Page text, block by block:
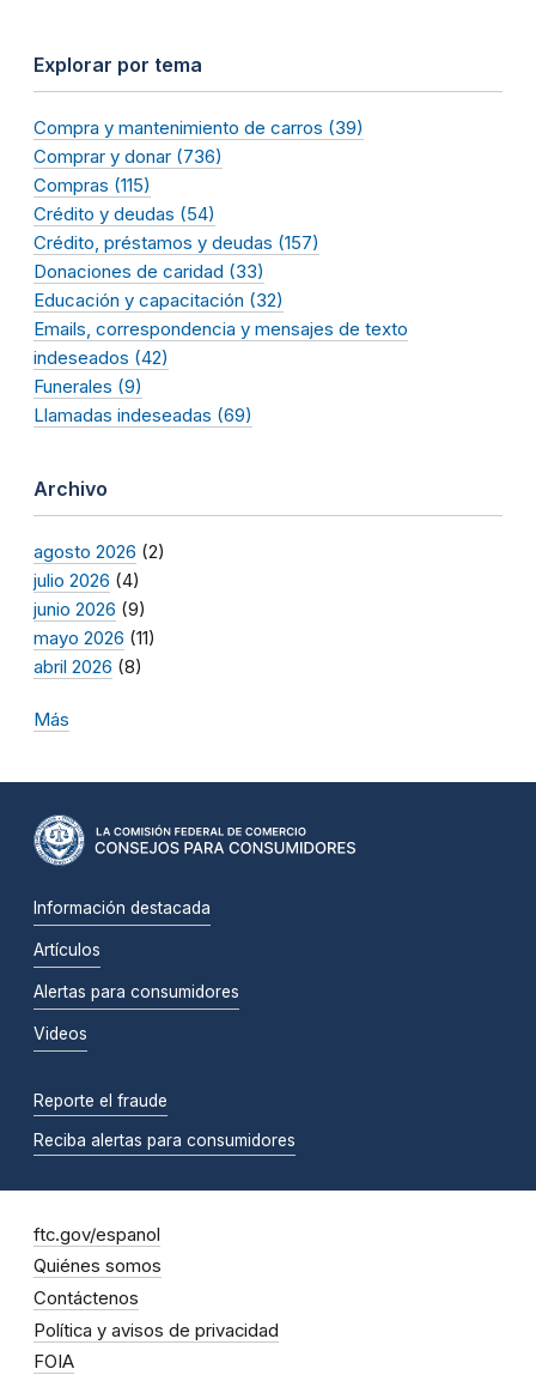
Explorar por tema
Compra y mantenimiento de carros (39)
Comprar y donar (736)
Compras (115)
Crédito y deudas (54)
Crédito, préstamos y deudas (157)
Donaciones de caridad (33)
Educación y capacitación (32)
Emails, correspondencia y mensajes de texto
indeseados (42)
Funerales (9)
Llamadas indeseadas (69)
Archivo
agosto 2026 (2)
julio 2026 (4)
junio 2026 (9)
mayo 2026 (11)
abril 2026 (8)
Más
Información destacada
Artículos
Alertas para consumidores
Videos
Reporte el fraude
Reciba alertas para consumidores
ftc.gov/espanol
Quiénes somos
Contáctenos
Política y avisos de privacidad
FOIA